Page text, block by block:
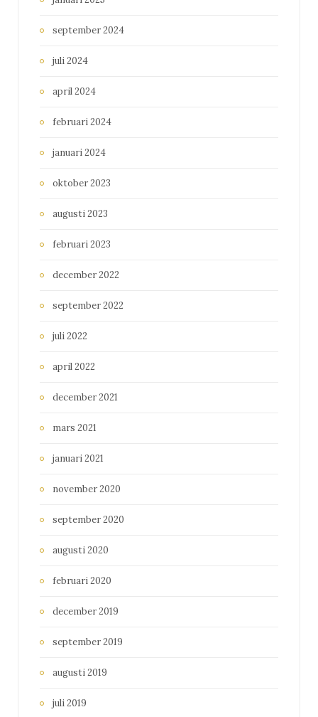
september 2024
juli 2024
april 2024
februari 2024
januari 2024
oktober 2023
augusti 2023
februari 2023
december 2022
september 2022
juli 2022
april 2022
december 2021
mars 2021
januari 2021
november 2020
september 2020
augusti 2020
februari 2020
december 2019
september 2019
augusti 2019
juli 2019